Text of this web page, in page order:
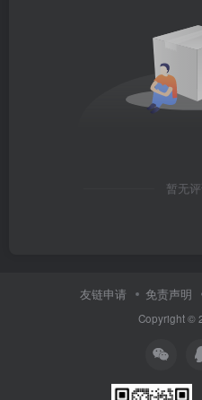
暂无
友链申请 免责声明
Copyright ©